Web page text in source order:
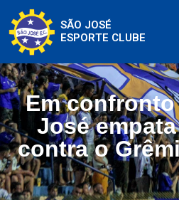
SÃO JOSÉ
ESPORTE CLUBE
Em
José
contra o